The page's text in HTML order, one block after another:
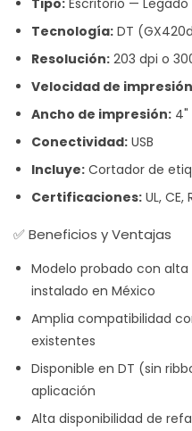
Tipo: Escritorio — Legado
Tecnología: DT
Resolución: 203 dpi o
Velocidad de
Ancho de impresión: 4"
Conectividad: USB
Incluye: Cortador de
Certificaciones: UL, CE,
✅ Beneficios y Ventajas
Modelo probado con
instalado en México
Amplia compatibilidad
existentes
Disponible en DT (sin
aplicación
Alta disponibilidad de